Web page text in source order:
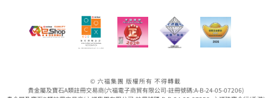
© 六福集團 版權所有 不得轉載
貴金屬及寶石A類註冊交易商(六福電子商貿有限公司-註冊號碼:A-B-24-05-07206)